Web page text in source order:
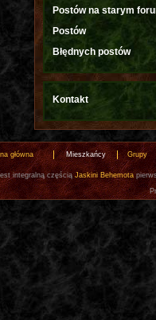
Postów na starym
Postów
Błędnych postów
Kontakt
główna Mieszkańcy Grupy
integralną częścią Jaskini Behemota